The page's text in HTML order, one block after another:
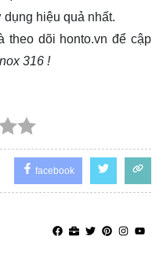
hiệu quả nhất.
theo dõi honto.vn để cập
316 !
facebook